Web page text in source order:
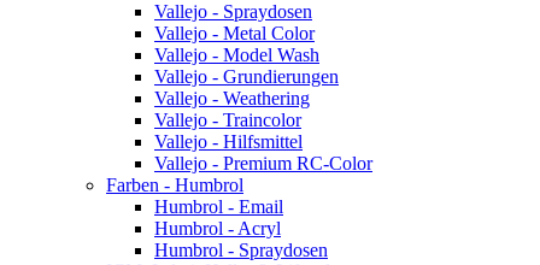
Vallejo - Spraydosen
Vallejo - Metal Color
Vallejo - Model Wash
Vallejo - Grundierungen
Vallejo - Weathering
Vallejo - Traincolor
Vallejo - Hilfsmittel
Vallejo - Premium RC-Color
Farben - Humbrol
Humbrol - Email
Humbrol - Acryl
Humbrol - Spraydosen